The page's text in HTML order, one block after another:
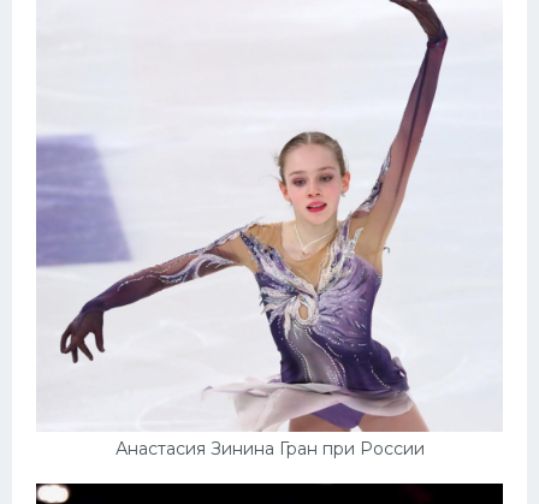
Анастасия Зинина Гран при России